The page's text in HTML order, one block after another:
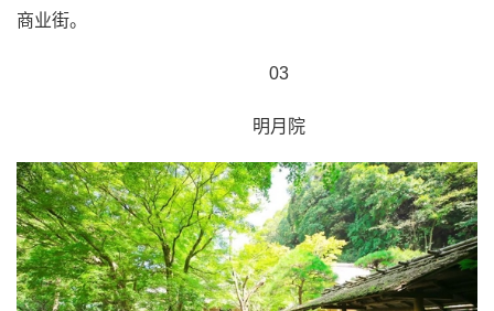
商业街。
03
明月院